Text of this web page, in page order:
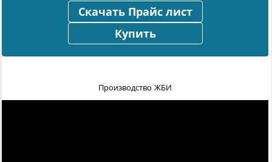
Скачать Прайс лист
Купить
Производство ЖБИ